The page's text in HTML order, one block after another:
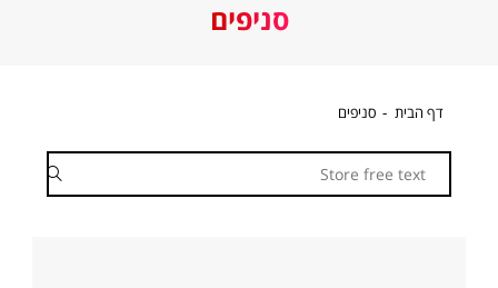
סניפים
דף הבית דף סניפים